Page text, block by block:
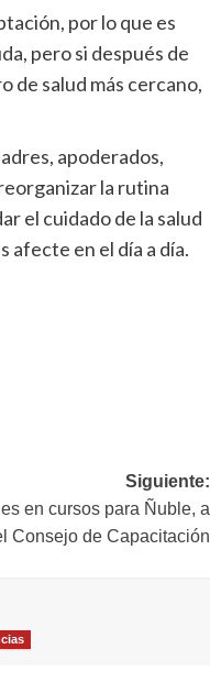
por lo que es
pero si después de
de salud más cercano,
apoderados,
la rutina
el cuidado de la salud
afecte en el día a día.
Siguiente:
en cursos para Ñuble, a
Consejo de Capacitación